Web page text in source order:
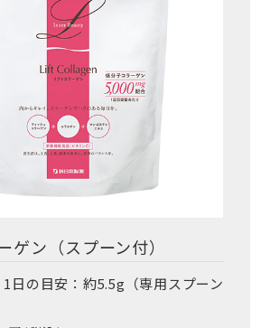
ゲン（スプーン付）
日の目安：約5.5g（専用スプーン